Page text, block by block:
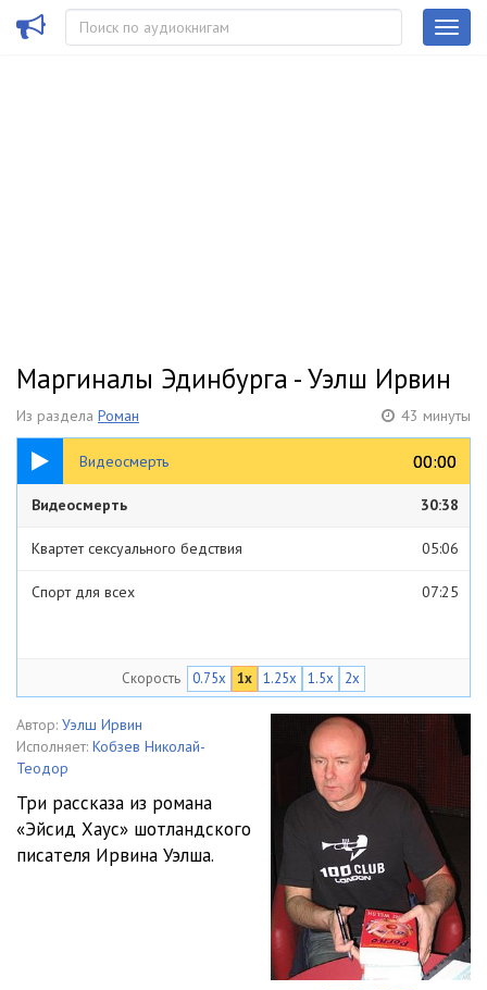
Маргиналы Эдинбурга - Уэлш Ирвин
Из раздела Роман 43 минуты
Видеосмерть 00:00
00:00
30:38
Видеосмерть 30:38
Квартет сексуального бедствия 05:06
Спорт для всех 07:25
Скорость 0.75x 1x 1.25x 1.5x 2x
Автор: Уэлш Ирвин
Исполняет: Кобзев Николай-
Теодор
Три рассказа из романа
«Эйсид Хаус» шотландского
писателя Ирвина Уэлша.